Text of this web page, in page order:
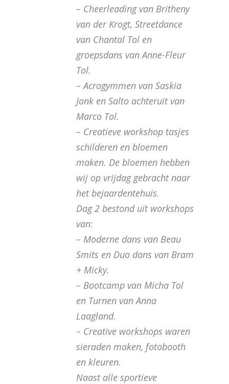
– Cheerleading van Britheny
van der Krogt, Streetdance
van Chantal Tol en
groepsdans van Anne-Fleur
Tol.
– Acrogymmen van Saskia
Jonk en Salto achteruit van
Marco Tol.
– Creatieve workshop tasjes
schilderen en bloemen
maken. De bloemen hebben
wij op vrijdag gebracht naar
het bejaardentehuis.
Dag 2 bestond uit workshops
van:
– Moderne dans van Beau
Smits en Duo dans van Bram
+ Micky.
– Bootcamp van Micha Tol
en Turnen van Anna
Laagland.
– Creative workshops waren
sieraden maken, fotobooth
en kleuren.
Naast alle sportieve